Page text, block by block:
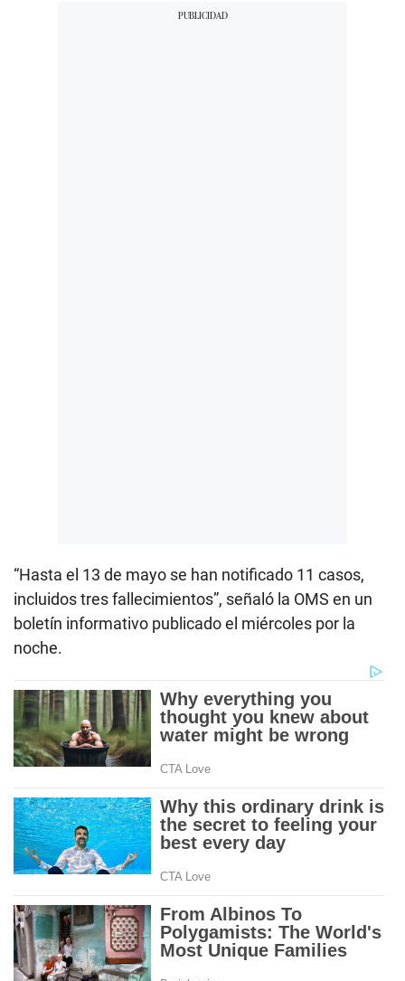
“Hasta el 13 de mayo se han notificado 11 casos,
incluidos tres fallecimientos”, señaló la OMS en un
boletín informativo publicado el miércoles por la
noche.